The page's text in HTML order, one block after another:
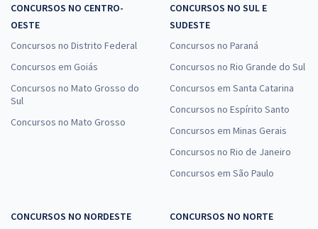
CONCURSOS NO CENTRO-
OESTE
Concursos no Distrito Federal
Concursos em Goiás
Concursos no Mato Grosso do
Sul
Concursos no Mato Grosso
CONCURSOS NO SUL E
SUDESTE
Concursos no Paraná
Concursos no Rio Grande do Sul
Concursos em Santa Catarina
Concursos no Espírito Santo
Concursos em Minas Gerais
Concursos no Rio de Janeiro
Concursos em São Paulo
CONCURSOS NO NORDESTE
CONCURSOS NO NORTE